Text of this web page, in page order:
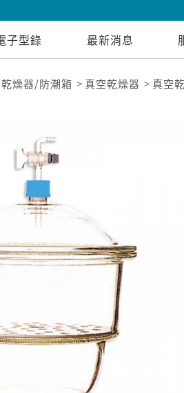
子型錄 最新消息
燥器/防潮箱 真空乾燥器 真空